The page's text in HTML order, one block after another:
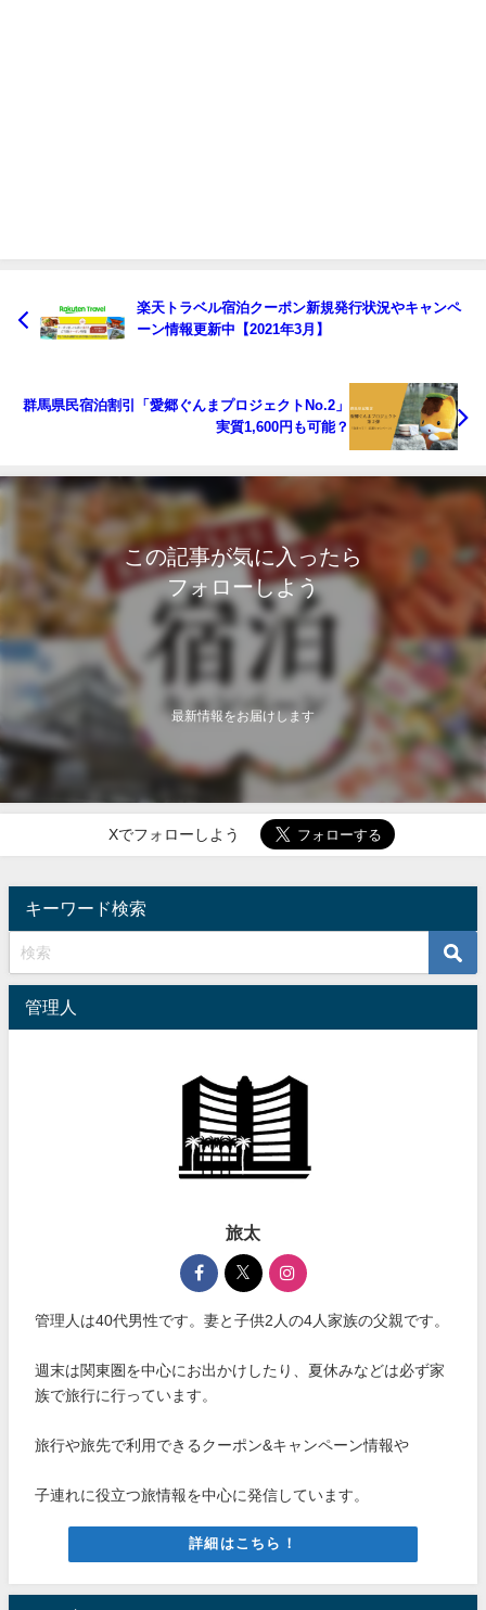
楽天トラベル宿泊クーポン新規発行状況やキャンペ
ーン情報更新中【2021年3月】
群馬県民宿泊割引「愛郷ぐんまプロジェクトNo.2」
実質1,600円も可能？
この記事が気に入ったら
フォローしよう
最新情報をお届けします
Xでフォローしよう
キーワード検索
管理人
旅太
管理人は40代男性です。妻と子供2人の4人家族の父親です。
週末は関東圏を中心にお出かけしたり、夏休みなどは必ず家
族で旅行に行っています。
旅行や旅先で利用できるクーポン&キャンペーン情報や
子連れに役立つ旅情報を中心に発信しています。
詳細はこちら！